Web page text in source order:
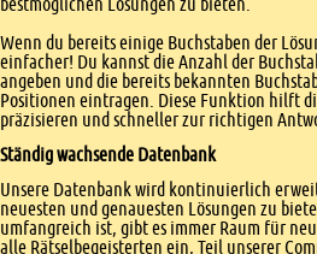
Wenn du bereits einige Buchstaben der
einfacher! Du kannst die Anzahl der
angeben und die bereits bekannten
Positionen eintragen. Diese Funktion hilft
präzisieren und schneller zur richtigen
Ständig wachsende Datenbank
Unsere Datenbank wird kontinuierlich
neuesten und genauesten Lösungen zu
umfangreich ist, gibt es immer Raum für
alle Rätselbegeisterten ein, Teil unserer